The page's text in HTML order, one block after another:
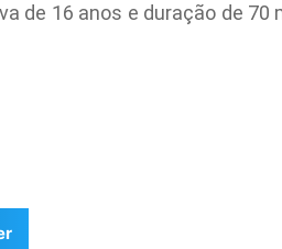
de 16 anos e duração de 70